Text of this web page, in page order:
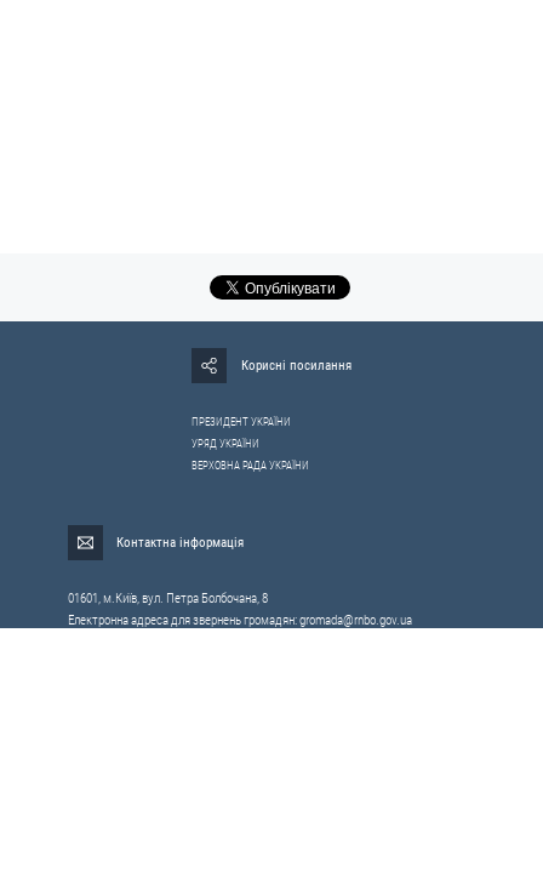
Корисні посилання
ПРЕЗИДЕНТ УКРАЇНИ
УРЯД УКРАЇНИ
ВЕРХОВНА РАДА УКРАЇНИ
Контактна інформація
01601, м.Київ, вул. Петра Болбочана, 8
Електронна адреса для звернень громадян:gromada@rnbo.gov.ua